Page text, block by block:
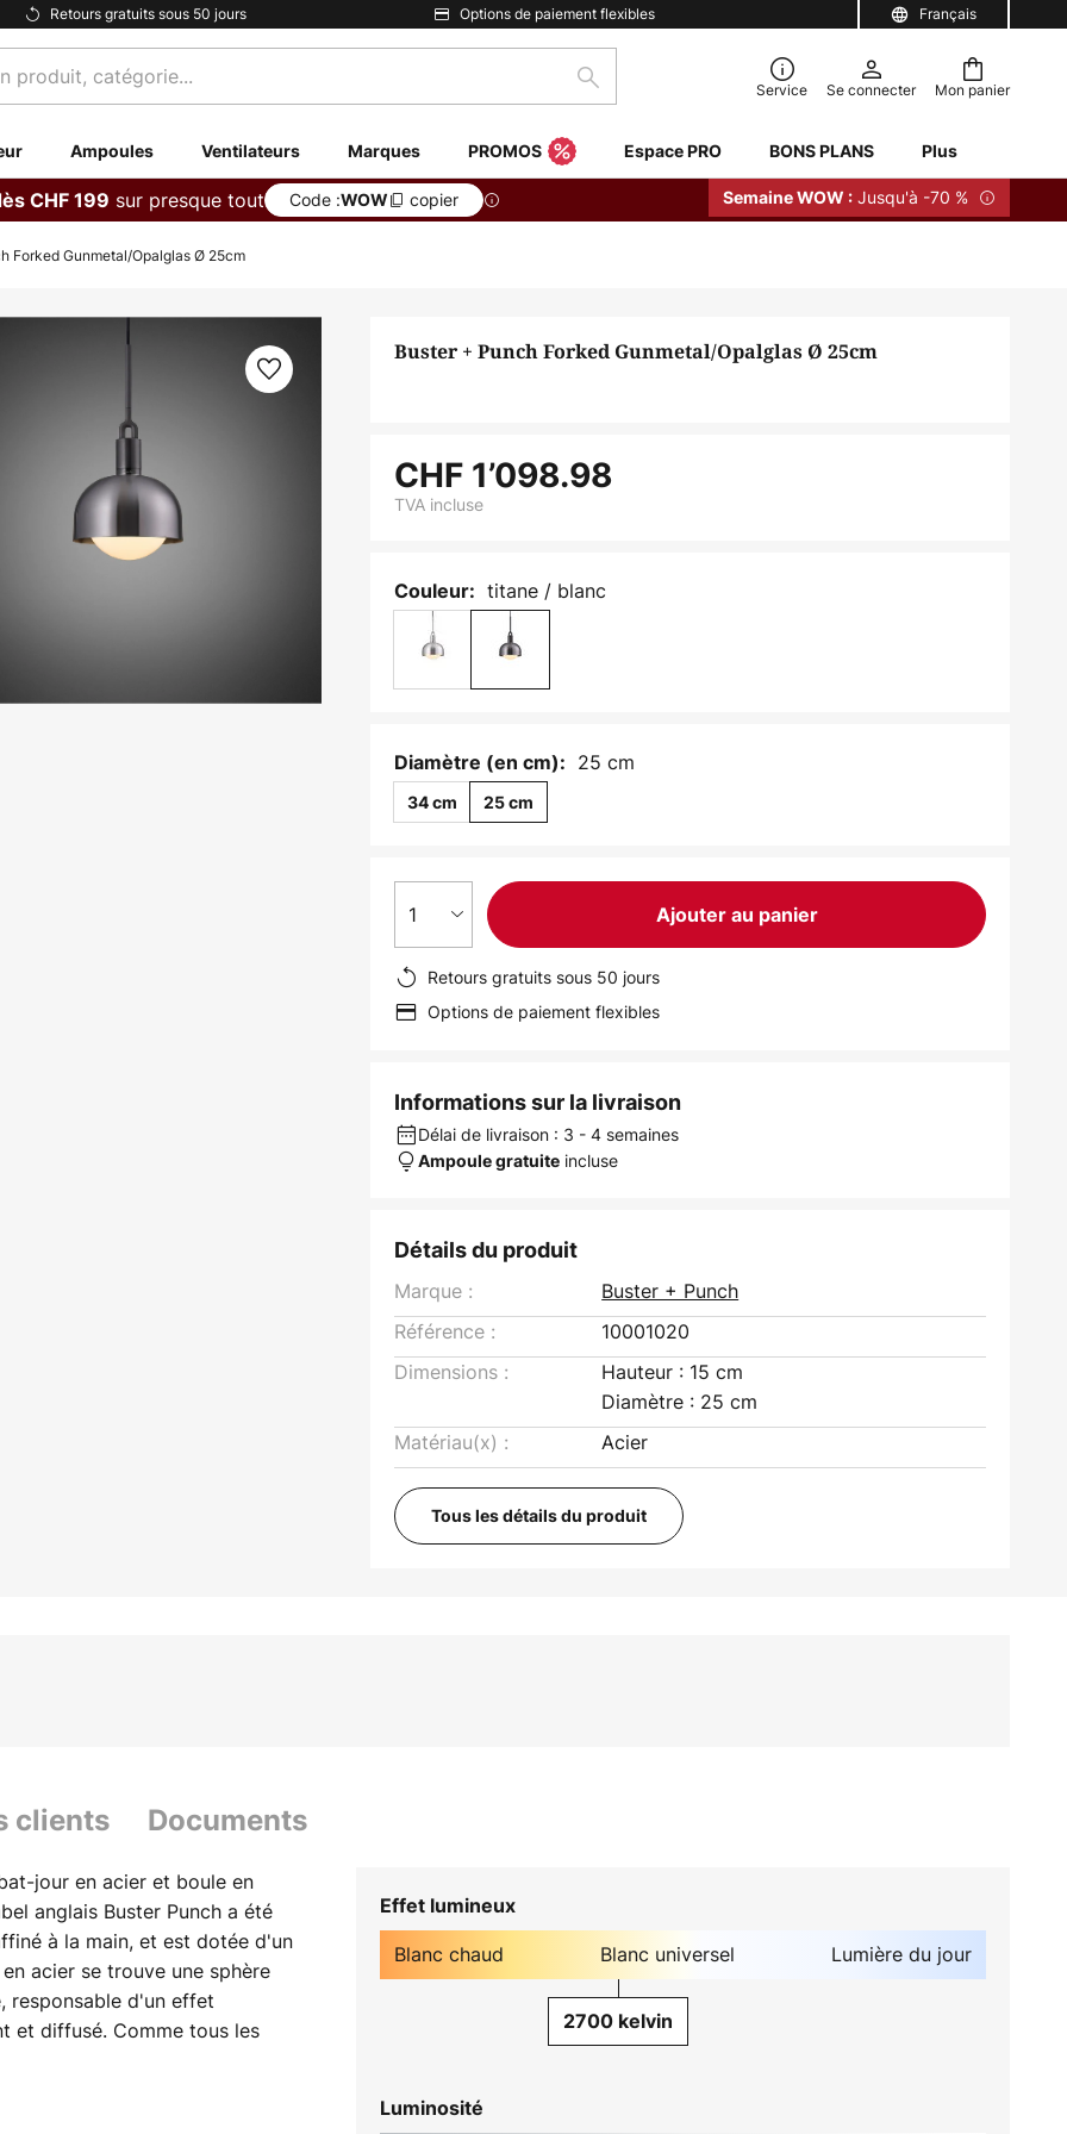
Français
Retours gratuits sous 50 jours Options de paiement flexibles
Mon panier
Rechercher Service Se connecter
Ampoules Ventilateurs Marques PROMOS Espace PRO BONS PLANS Plus
CHF 199 sur presque tout Code :WOW copier Semaine WOW : Jusqu'à -70 %
Forked Gunmetal/Opalglas Ø 25cm
Buster + Punch Forked Gunmetal/Opalglas Ø 25cm
CHF 1’098.98
TVA incluse
Couleur: titane / blanc
Diamètre (en cm): 25 cm
34 cm 25 cm
1 Ajouter au panier
Retours gratuits sous 50 jours
Options de paiement flexibles
Informations sur la livraison
Délai de livraison : 3 - 4 semaines
Ampoule gratuite incluse
Détails du produit
Marque :
Buster + Punch
Référence :
10001020
Dimensions :
Hauteur : 15 cm
Diamètre : 25 cm
Matériau(x) :
Acier
Tous les détails du produit
clients Documents
jour en acier et boule en
anglais Buster Punch a été
à la main, et est dotée d'un
acier se trouve une sphère
responsable d'un effet
et diffusé. Comme tous les
porte la
Effet lumineux
Blanc chaud Blanc universel Lumière du jour
2700 kelvin
Luminosité